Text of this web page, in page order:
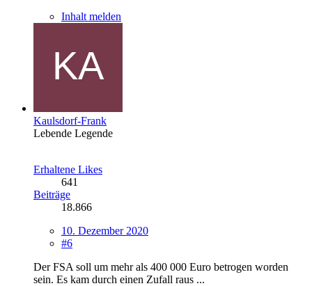
Inhalt melden
Kaulsdorf-Frank
Lebende Legende
Erhaltene Likes
641
Beiträge
18.866
10. Dezember 2020
#6
Der FSA soll um mehr als 400 000 Euro betrogen worden
sein. Es kam durch einen Zufall raus ...